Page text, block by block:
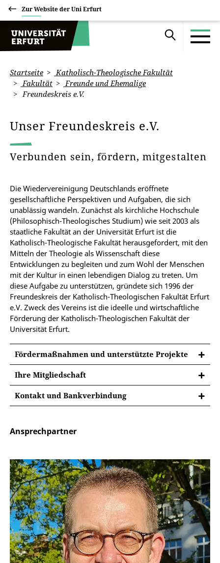
Zur Website der Uni Erfurt
Startseite
Katholisch-Theologische Fakultät
Fakultät
Freunde und Ehemalige
Freundeskreis e.V.
Unser Freundeskreis e.V.
Verbunden sein, fördern, mitgestalten
Die Wiedervereinigung Deutschlands eröffnete
gesellschaftliche Perspektiven und Aufgaben, die sich
unablässig wandeln. Zunächst als kirchliche Hochschule
(Philosophisch-Theologisches Studium) wie seit 2003 als
staatliche Fakultät an der Universität Erfurt ist die
Katholisch-Theologische Fakultät herausgefordert, mit den
Mitteln der Theologie als Wissenschaft diese
Entwicklungen zu begleiten und zum Wohl der Menschen
mit der Kultur in einen lebendigen Dialog zu treten. Um
diese Aufgabe zu unterstützen, gründete sich 1996 der
Freundeskreis der Katholisch-Theologischen Fakultät Erfurt
e.V. Zweck des Vereins ist die ideelle und wirtschaftliche
Förderung der Katholisch-Theologischen Fakultät der
Universität Erfurt.
Fördermaßnahmen und unterstützte Projekte
Ihre Mitgliedschaft
Ihre Mitgliedschaft
Die Vereinsmitglieder werden regelmäßig zur
Fakultät eingeladen. Sie erhalten einen Rückblick
über das akademische Jahr und können so an der
Fakultät teilnehmen.Hinweis:Mitgliedsbeiträge und
Spenden an den Freundeskreis der Katholisch-
Theologischen Fakultät Erfurt e.V. können steuerlich
als Sonderausgaben geltend gemacht werden.
Den Aufnahmeantrag entnehmen Sie bitte dem
Flyer des Freundeskreises der Katholisch-
Theologischen Fakultät e.V.
Kontakt und Bankverbindung
Ansprechpartner